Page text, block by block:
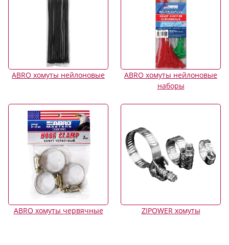
ABRO хомуты нейлоновые
ABRO хомуты нейлоновые
наборы
ABRO хомуты червячные ZIPOWER хомуты